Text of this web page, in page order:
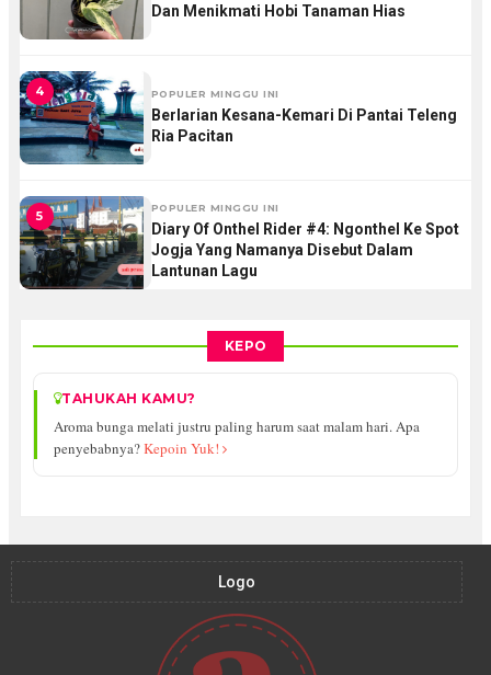
Dan Menikmati Hobi Tanaman Hias
4 POPULER MINGGU INI
Berlarian Kesana-Kemari Di Pantai Teleng
Ria Pacitan
5 POPULER MINGGU INI
Diary Of Onthel Rider #4: Ngonthel Ke Spot
Jogja Yang Namanya Disebut Dalam
Lantunan Lagu
KEPO
TAHUKAH KAMU?
Aroma bunga melati justru paling harum saat malam hari. Apa
penyebabnya?Kepoin Yuk!
Logo